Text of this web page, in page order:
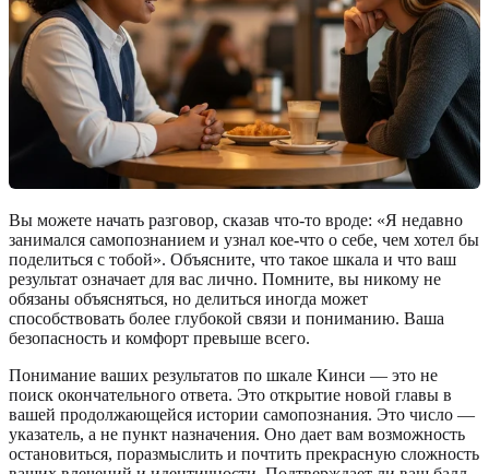
Вы можете начать разговор, сказав что-то вроде: «Я недавно
занимался самопознанием и узнал кое-что о себе, чем хотел бы
поделиться с тобой». Объясните, что такое шкала и что ваш
результат означает для вас лично. Помните, вы никому не
обязаны объясняться, но делиться иногда может
способствовать более глубокой связи и пониманию. Ваша
безопасность и комфорт превыше всего.
Понимание ваших результатов по шкале Кинси — это не
поиск окончательного ответа. Это открытие новой главы в
вашей продолжающейся истории самопознания. Это число —
указатель, а не пункт назначения. Оно дает вам возможность
остановиться, поразмыслить и почтить прекрасную сложность